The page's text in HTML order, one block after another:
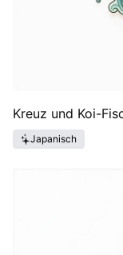
Kreuz und Koi-
Japanisch